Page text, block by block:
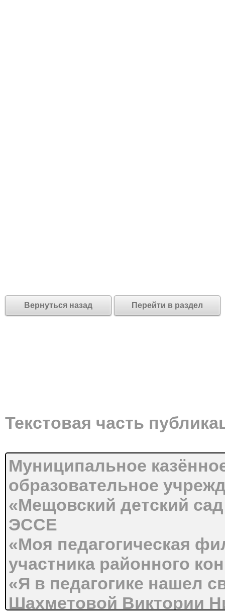
Вернуться назад Перейти в раздел
Текстовая часть
Муниципальное
образовательное
«Мещовский детский
ЭССЕ
«Моя педагогическая
участника районного
«Я в педагогике нашел
Шахметовой Виктории